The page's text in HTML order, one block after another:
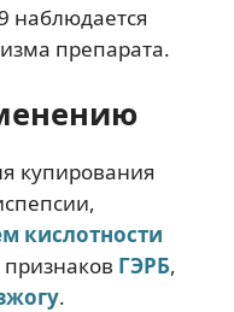
наблюдается
препарата.
купирования
кислотности
признаков ГЭРБ,
.